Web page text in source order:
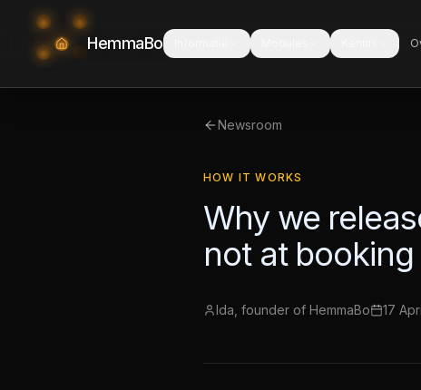
HemmaBo
Newsroom
HOW IT WORKS
Why we
not at booking
Ida, founder of HemmaBo 17